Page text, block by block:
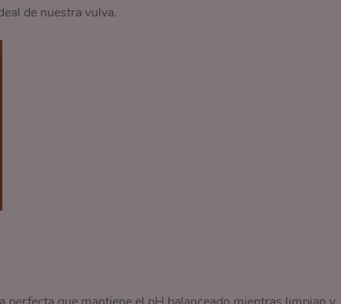
de nuestra vulva.